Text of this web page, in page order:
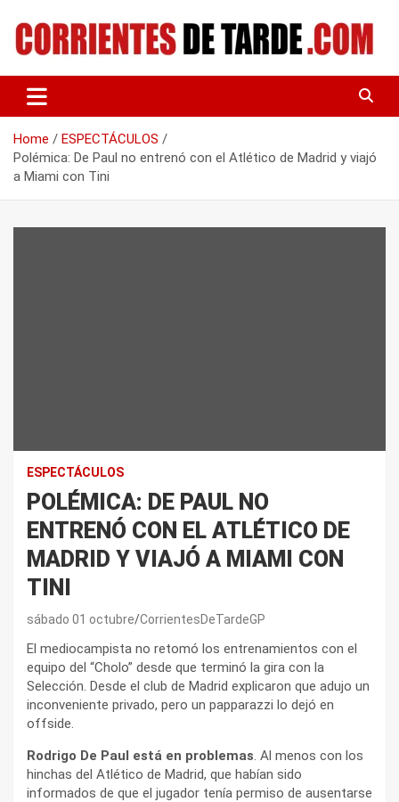
content
CORRIENTES DE TARDE
Home
ESPECTÁCULOS
Polémica: De Paul no entrenó con el Atlético de Madrid y viajó
a Miami con Tini
ESPECTÁCULOS
POLÉMICA: DE PAUL NO
ENTRENÓ CON EL ATLÉTICO DE
MADRID Y VIAJÓ A MIAMI CON
TINI
sábado 01 octubre CorrientesDeTardeGP
El mediocampista no retomó los entrenamientos con el
equipo del “Cholo” desde que terminó la gira con la
Selección. Desde el club de Madrid explicaron que adujo un
inconveniente privado, pero un papparazzi lo dejó en
offside.
Rodrigo De Paul está en problemas. Al menos con los
hinchas del Atlético de Madrid, que habían sido
informados de que el jugador tenía permiso de ausentarse